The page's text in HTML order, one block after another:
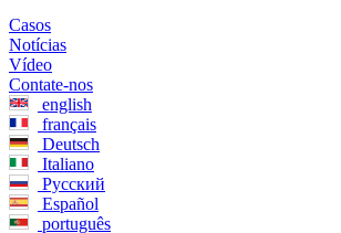
Casos
Notícias
Vídeo
Contate-nos
english
français
Deutsch
Italiano
Русский
Español
português